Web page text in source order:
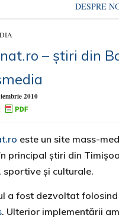
DESPRE
– ştiri din
2010
este un site mass-
principal ştiri din
sportive şi culturale.
a fost dezvoltat
. Ulterior implementării